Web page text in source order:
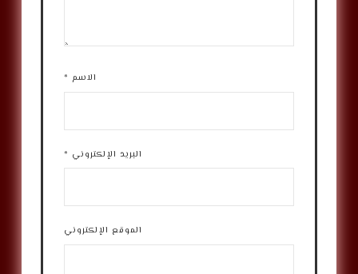
الاسم *
البريد الإلكتروني *
الموقع الإلكتروني